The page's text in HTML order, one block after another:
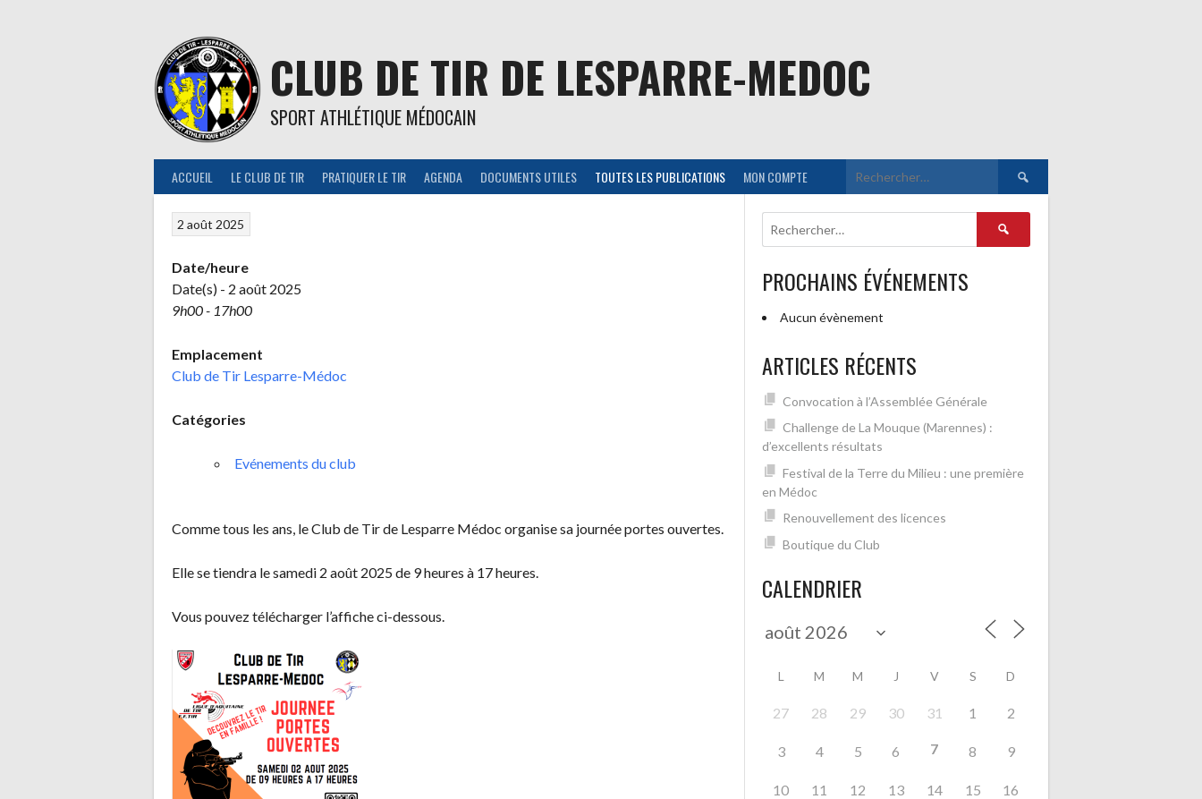
CLUB DE TIR DE LESPARRE-MEDOC
SPORT ATHLÉTIQUE MÉDOCAIN
ACCUEIL LE CLUB DE TIR PRATIQUER LE TIR AGENDA DOCUMENTS UTILES TOUTES LES PUBLICATIONS MON COMPTE Rechercher :
2 août 2025
Date/heure
Date(s) - 2 août 2025
9h00 - 17h00
Emplacement
Club de Tir Lesparre-Médoc
Catégories
Evénements du club
Comme tous les ans, le Club de Tir de Lesparre Médoc organise sa journée portes ouvertes.
Elle se tiendra le samedi 2 août 2025 de 9 heures à 17 heures.
Vous pouvez télécharger l’affiche ci-dessous.
Rechercher :
PROCHAINS ÉVÉNEMENTS
Aucun évènement
ARTICLES RÉCENTS
Convocation à l’Assemblée Générale
Challenge de La Mouque (Marennes) :
d’excellents résultats
Festival de la Terre du Milieu : une première
en Médoc
Renouvellement des licences
Boutique du Club
CALENDRIER
L M M J V S D
27 28 29 30 31 1 2
3 4 5 6 7 8 9
10 11 12 13 14 15 16